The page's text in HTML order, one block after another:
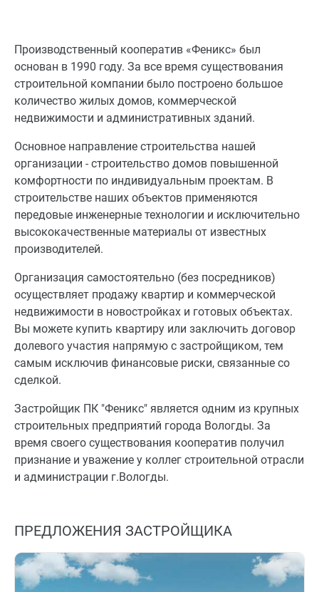
Производственный кооператив «Феникс» был
основан в 1990 году. За все время существования
строительной компании было построено большое
количество жилых домов, коммерческой
недвижимости и административных зданий.
Основное направление строительства нашей
организации - строительство домов повышенной
комфортности по индивидуальным проектам. В
строительстве наших объектов применяются
передовые инженерные технологии и исключительно
высококачественные материалы от известных
производителей.
Организация самостоятельно (без посредников)
осуществляет продажу квартир и коммерческой
недвижимости в новостройках и готовых объектах.
Вы можете купить квартиру или заключить договор
долевого участия напрямую с застройщиком, тем
самым исключив финансовые риски, связанные со
сделкой.
Застройщик ПК "Феникс" является одним из крупных
строительных предприятий города Вологды. За
время своего существования кооператив получил
признание и уважение у коллег строительной отрасли
и администрации г.Вологды.
ПРЕДЛОЖЕНИЯ ЗАСТРОЙЩИКА